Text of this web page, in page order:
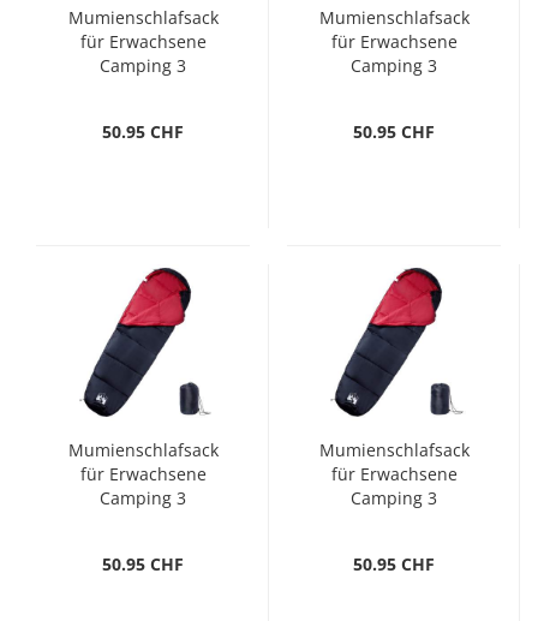
Mumienschlafsack
für Erwachsene
Camping 3
50.95 CHF
Mumienschlafsack
für Erwachsene
Camping 3
50.95 CHF
Mumienschlafsack
für Erwachsene
Camping 3
50.95 CHF
Mumienschlafsack
für Erwachsene
Camping 3
50.95 CHF